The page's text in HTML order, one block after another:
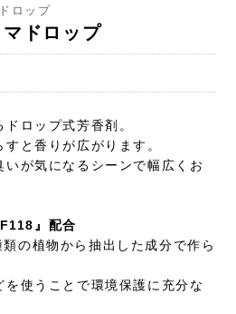
ロップ
ドロップ
ロップ式芳香剤。
と香りが広がります。
いが気になるシーンで幅広くお
』配合
の植物から抽出した成分で作ら
を使うことで環境保護に充分な